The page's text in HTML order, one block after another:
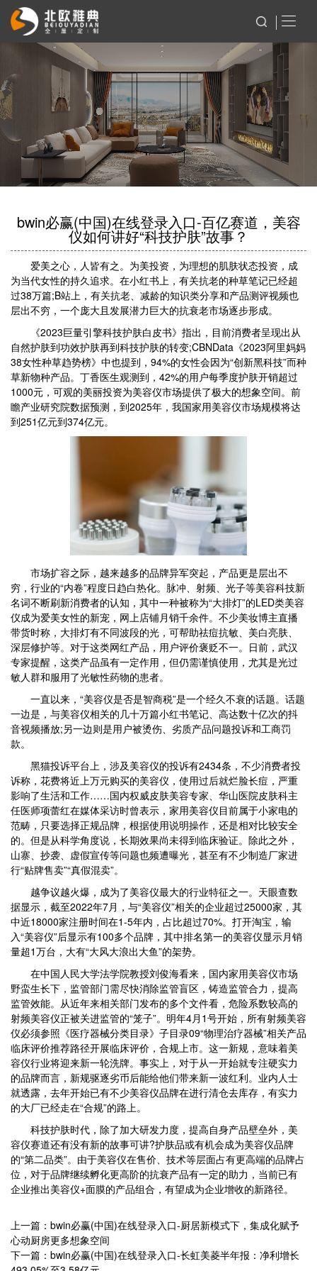
bwin必赢(中国)在线登录入口-百亿赛道，美容
仪如何讲好“科技护肤”故事？
爱美之心，人皆有之。为美投资，为理想的肌肤状态投资，成
为当代女性的持久追求。在小红书上，有关抗老的种草笔记已经超
过38万篇;B站上，有关抗老、减龄的知识类分享和产品测评视频也
层出不穷，一个庞大且发展潜力巨大的抗衰老市场逐步形成。
《2023巨量引擎科技护肤白皮书》指出，目前消费者呈现出从
自然护肤到功效护肤再到科技护肤的转变;CBNData《2023阿里妈妈
38女性种草趋势榜》中也提到，94%的女性会因为“创新黑科技”而种
草新物种产品。丁香医生观测到，42%的用户每季度护肤开销超过
1000元，可观的美丽投资为美容仪市场提供了极大的想象空间。前
瞻产业研究院数据预测，到2025年，我国家用美容仪市场规模将达
到251亿元到374亿元。
市场扩容之际，越来越多的品牌异军突起，产品更是层出不
穷，行业的“内卷”程度日趋白热化。脉冲、射频、光子等美容科技新
名词不断刷新消费者的认知，其中一种被称为“大排灯”的LED类美容
仪成为爱美女性的新宠，网上店铺月销千余件。不少美妆博主直播
带货时称，大排灯有不同波段的光，可帮助祛痘抗敏、美白亮肤、
深层修护等。对于这类网红产品，用户评价褒贬不一。日前，武汉
专家提醒，这类产品虽有一定作用，但仍需谨慎使用，尤其是光过
敏人群和服用了光敏性药物的患者。
一直以来，“美容仪是否是智商税”是一个经久不衰的话题。话题
一边是，与美容仪相关的几十万篇小红书笔记、高达数十亿次的抖
音视频播放;另一边则是用户被烫伤、劣质产品问题投诉和工商罚
款。
黑猫投诉平台上，涉及美容仪的投诉有2434条，不少消费者投
诉称，花费将近上万元购买的美容仪，使用过后就烂脸长痘，严重
影响了生活和工作……国内权威皮肤美容专家、华山医院皮肤科主
任医师项蕾红在媒体采访时曾表示，家用美容仪目前属于小家电的
范畴，只要选择正规品牌，根据使用说明操作，还是相对比较安全
的。但是从科学角度说，长期效果尚未得到临床验证。除此之外，
山寨、抄袭、虚假宣传等问题也频遭曝光，甚至有不少制造厂家进
行“贴牌售卖”“真假混卖”。
越争议越火爆，成为了美容仪最大的行业特征之一。天眼查数
据显示，截至2022年7月，与“美容仪”相关的企业超过25000家，其
中近18000家注册时间在1-5年内，占比超过70%。打开淘宝，输
入“美容仪”后显示有100多个品牌，其中排名第一的美容仪显示月销
量超1万台，大有“大风大浪出大鱼”的架势。
在中国人民大学法学院教授刘俊海看来，国内家用美容仪市场
野蛮生长下，监管部门需尽快消除监管盲区，铸造监管合力，提高
监管效能。从近年来相关部门发布的多个文件看，危险系数较高的
射频美容仪正被关进监管的“笼子”。明年4月1号开始，所有射频美容
仪必须参照《医疗器械分类目录》子目录09“物理治疗器械”相关产品
临床评价推荐路径开展临床评价，合规上市。这一新规，意味着美
容仪行业将迎来新一轮洗牌。事实上，对于从一开始就专注硬实力
的品牌而言，新规驱逐劣币后能给他们带来新一波红利。业内人士
就透露，去年开始已有不少美容仪品牌在进行清仓去库存，有实力
的大厂已经走在“合规”的路上。
科技护肤时代，除了加大研发力度，提高自身产品壁垒外，美
容仪赛道还有没有新的故事可讲?护肤品或有机会成为美容仪品牌
的“第二品类”。由于美容仪在售价、技术等层面占有更高端的品牌占
位，对于品牌继续孵化更高阶的抗衰产品有一定的助力，当前已有
企业推出美容仪+面膜的产品组合，有望成为企业增收的新路径。
上一篇：bwin必赢(中国)在线登录入口-厨居新模式下，集成化赋予
心动厨房更多想象空间
下一篇：bwin必赢(中国)在线登录入口-长虹美菱半年报：净利增长